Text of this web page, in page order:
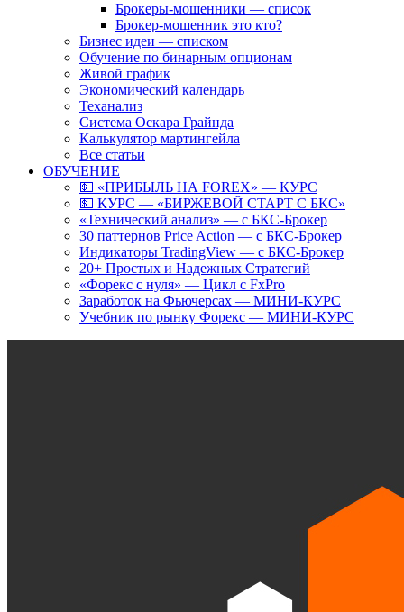
Брокеры-мошенники — список
Брокер-мошенник это кто?
Бизнес идеи — списком
Обучение по бинарным опционам
Живой график
Экономический календарь
Теханализ
Система Оскара Грайнда
Калькулятор мартингейла
Все статьи
ОБУЧЕНИЕ
💵 «ПРИБЫЛЬ НА FOREX» — КУРС
💵 КУРС — «БИРЖЕВОЙ СТАРТ С БКС»
«Технический анализ» — с БКС-Брокер
30 паттернов Price Action — с БКС-Брокер
Индикаторы TradingView — с БКС-Брокер
20+ Простых и Надежных Стратегий
«Форекс с нуля» — Цикл с FxPro
Заработок на Фьючерсах — МИНИ-КУРС
Учебник по рынку Форекс — МИНИ-КУРС